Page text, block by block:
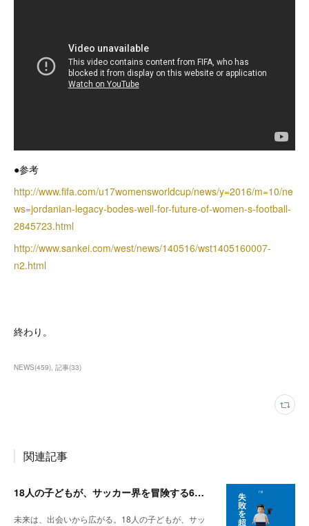
●参考
http://www.fifa.com/u17womensworldcup/news/y=2016/m=10/ne
ws=jordanian-legacy-bodes-well-for-future-of-women-s-football-
2845723.html
http://www.sankei.com/west/news/140516/wst1405160007-
n2.html
終わり。
NEWS(459) 記事(33)
関連記事
18人の子どもが、サッカー界を冒険する6ヶ月間。
未来は、出会いから広がる。18人の子どもが、サッ